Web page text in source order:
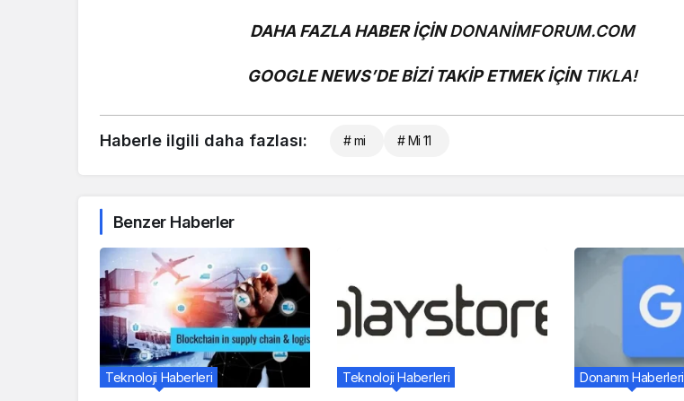
DAHA FAZLA HABER İÇİNDONANİMFORUM.COM
GOOGLE NEWS’DE BİZİ TAKİP ETMEK İÇİN TIKLA!
Haberle ilgili daha fazlası: # mi # Mi 11
Benzer Haberler
Teknoloji Haberleri Teknoloji Haberleri Donanım Haberleri